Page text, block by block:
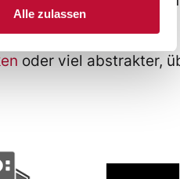
Alle zulassen
oder viel abstrakter,